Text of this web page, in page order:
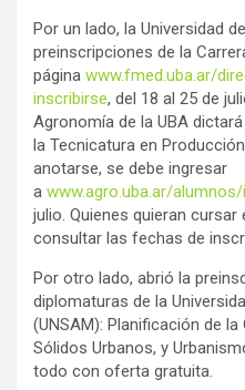
Por un lado, la Universidad
preinscripciones de la
página www.fmed.uba.ar/
inscribirse, del 18 al 25 de
Agronomía de la UBA
la Tecnicatura en
anotarse, se debe ingresar
a www.agro.uba.ar/
julio. Quienes quieran cursar
consultar las fechas de
Por otro lado, abrió la
diplomaturas de la
(UNSAM): Planificación de
Sólidos Urbanos, y
todo con oferta gratuita.